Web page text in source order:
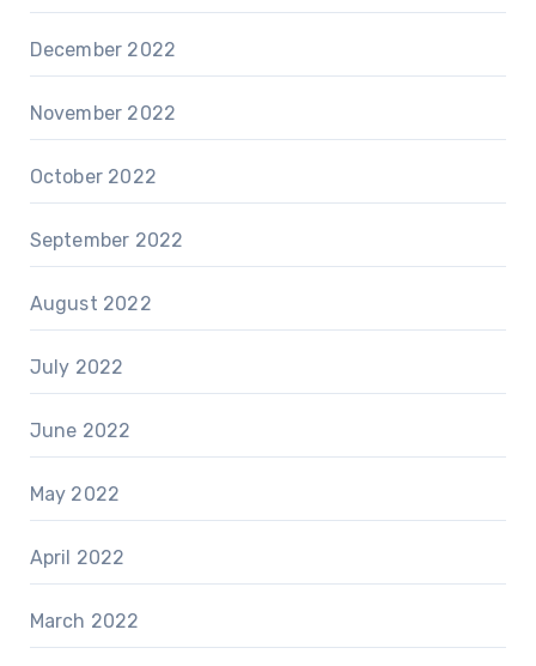
December 2022
November 2022
October 2022
September 2022
August 2022
July 2022
June 2022
May 2022
April 2022
March 2022